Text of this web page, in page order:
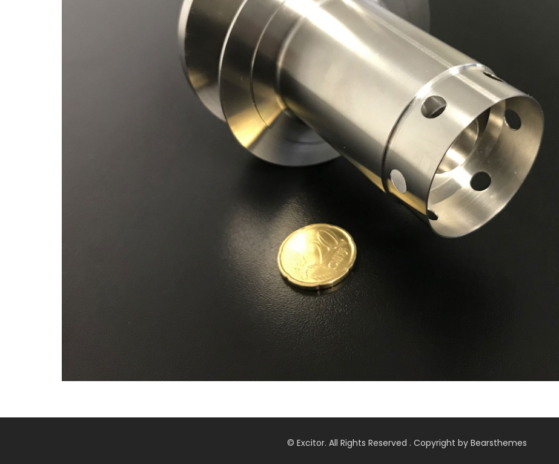
© Excitor. All Rights Reserved . Copyright by Bearsthemes